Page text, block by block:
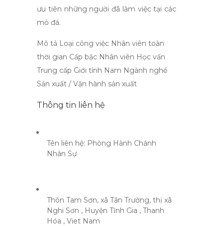
ưu tiên những người đã làm việc tại các
mỏ đá.
Mô tả Loại công việc Nhân viên toàn
thời gian Cấp bậc Nhân viên Học vấn
Trung cấp Giới tính Nam Ngành nghề
Sản xuất / Vận hành sản xuất
Thông tin liên hệ
Tên liên hệ: Phòng Hành Chánh
Nhân Sự
Thôn Tam Sơn, xã Tân Trường, thị xã
Nghi Sơn , Huyện Tĩnh Gia , Thanh
Hóa , Viet Nam